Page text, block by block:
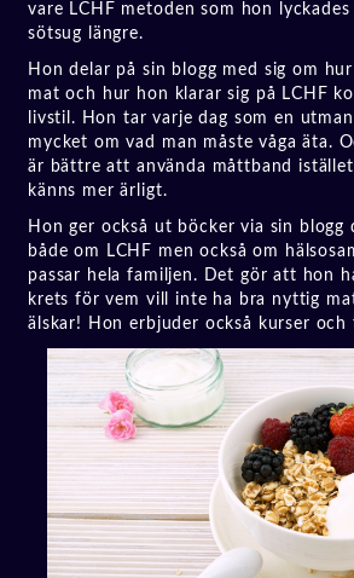
vare LCHF metoden som hon
sötsug längre.
Hon delar på sin blogg med sig om
mat och hur hon klarar sig på LCHF
livstil. Hon tar varje dag som en
mycket om vad man måste våga äta.
är bättre att använda måttband
känns mer ärligt.
Hon ger också ut böcker via sin blogg
både om LCHF men också om
passar hela familjen. Det gör att hon
krets för vem vill inte ha bra nyttig
älskar! Hon erbjuder också kurser och